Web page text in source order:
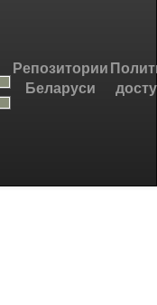
Репозитории
Беларуси